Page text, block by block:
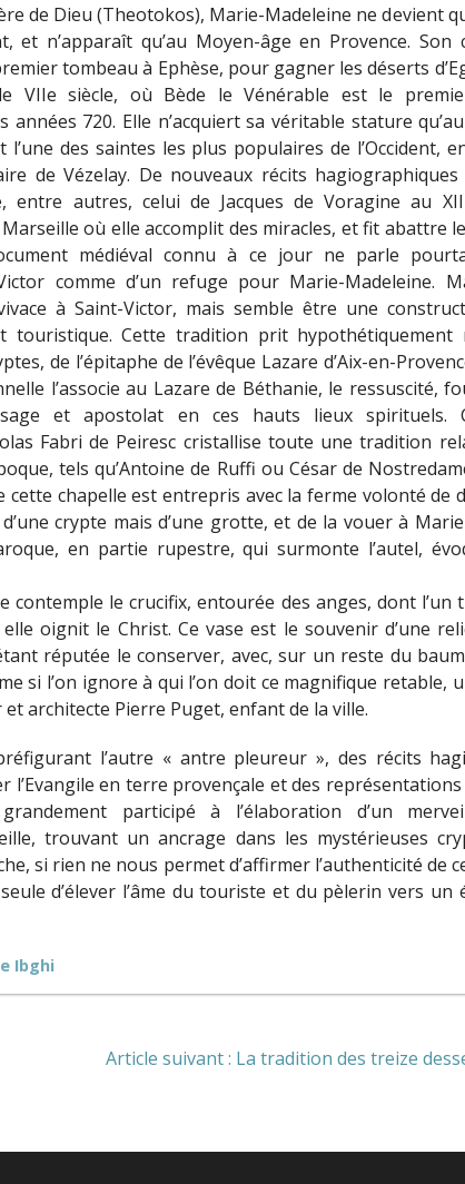
de Dieu (Theotokos), Marie-Madeleine ne devient
et n’apparaît qu’au Moyen-âge en Provence. Son
tombeau à Ephèse, pour gagner les déserts
le VIIe siècle, où Bède le Vénérable est le
années 720. Elle n’acquiert sa véritable stature
l’une des saintes les plus populaires de l’Occident,
de Vézelay. De nouveaux récits
entre autres, celui de Jacques de Voragine au
où elle accomplit des miracles, et fit abattre
médiéval connu à ce jour ne parle
comme d’un refuge pour Marie-Madeleine.
à Saint-Victor, mais semble être une
touristique. Cette tradition prit hypothétiquement
de l’épitaphe de l’évêque Lazare d’Aix-en-
l’associe au Lazare de Béthanie, le ressuscité,
et apostolat en ces hauts lieux spirituels.
Fabri de Peiresc cristallise toute une tradition
tels qu’Antoine de Ruffi ou César de
cette chapelle est entrepris avec la ferme volonté de
crypte mais d’une grotte, et de la vouer à
en partie rupestre, qui surmonte l’autel,
contemple le crucifix, entourée des anges, dont l’un
oignit le Christ. Ce vase est le souvenir d’une
réputée le conserver, avec, sur un reste du
si l’on ignore à qui l’on doit ce magnifique retable,
architecte Pierre Puget, enfant de la ville.
l’autre « antre pleureur », des récits
l’Evangile en terre provençale et des
participé à l’élaboration d’un
trouvant un ancrage dans les mystérieuses
si rien ne nous permet d’affirmer l’authenticité de
d’élever l’âme du touriste et du pèlerin vers un
Ibghi
Article suivant : La tradition des treize